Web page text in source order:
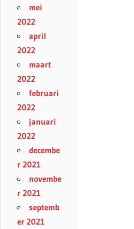
mei
2022
april
2022
maart
2022
februari
2022
januari
2022
decembe
r 2021
novembe
r 2021
septemb
er 2021